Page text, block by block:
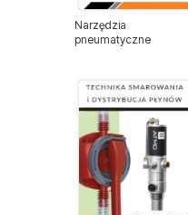
Klucze
Klucze
Klucze
Klucze
Klucze
Narzędzia
pneumatyczne